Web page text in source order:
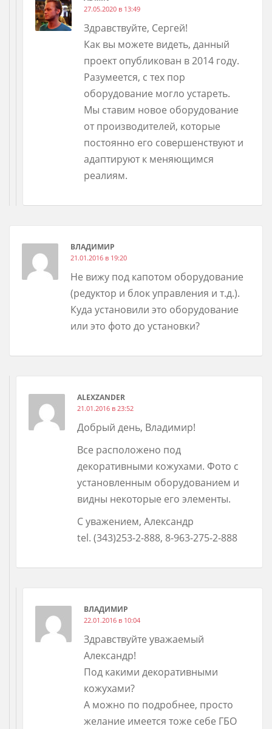
27.05.2020 в 13:49
Здравствуйте, Сергей!
Как вы можете видеть, данный
проект опубликован в 2014 году.
Разумеется, с тех пор
оборудование могло устареть.
Мы ставим новое оборудование
от производителей, которые
постоянно его совершенствуют и
адаптируют к меняющимся
реалиям.
ВЛАДИМИР
21.01.2016 в 19:20
Не вижу под капотом оборудование
(редуктор и блок управления и т.д.).
Куда установили это оборудование
или это фото до установки?
ALEXZANDER
21.01.2016 в 23:52
Добрый день, Владимир!
Все расположено под
декоративными кожухами. Фото с
установленным оборудованием и
видны некоторые его элементы.
С уважением, Александр
tel. (343)253-2-888, 8-963-275-2-888
ВЛАДИМИР
22.01.2016 в 10:04
Здравствуйте уважаемый
Александр!
Под какими декоративными
кожухами?
А можно по подробнее, просто
желание имеется тоже себе ГБО